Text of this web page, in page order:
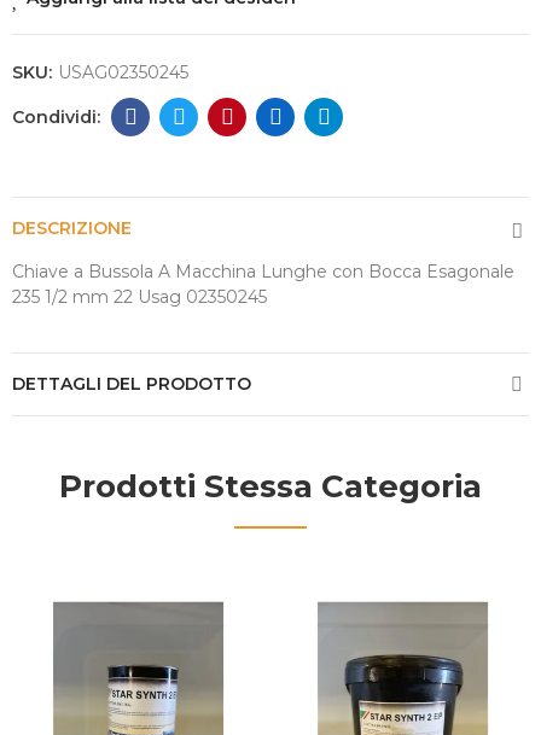
SKU: USAG02350245
DESCRIZIONE
Chiave a Bussola A Macchina Lunghe con Bocca Esagonale
235 1/2 mm 22 Usag 02350245
DETTAGLI DEL PRODOTTO
Prodotti Stessa Categoria